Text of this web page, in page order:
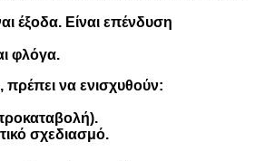
έξοδα. Είναι επένδυση
φλόγα.
πρέπει να ενισχυθούν:
σχεδιασμό.